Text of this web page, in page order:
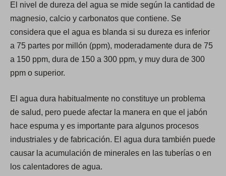
n
a
n
e
w
El nivel de dureza del agua se mide según la cantidad de
magnesio, calcio y carbonatos que contiene. Se
considera que el agua es blanda si su dureza es inferior
a 75 partes por millón (ppm), moderadamente dura de 75
a 150 ppm, dura de 150 a 300 ppm, y muy dura de 300
ppm o superior.
El agua dura habitualmente no constituye un problema
de salud, pero puede afectar la manera en que el jabón
hace espuma y es importante para algunos procesos
industriales y de fabricación. El agua dura también puede
causar la acumulación de minerales en las tuberías o en
los calentadores de agua.